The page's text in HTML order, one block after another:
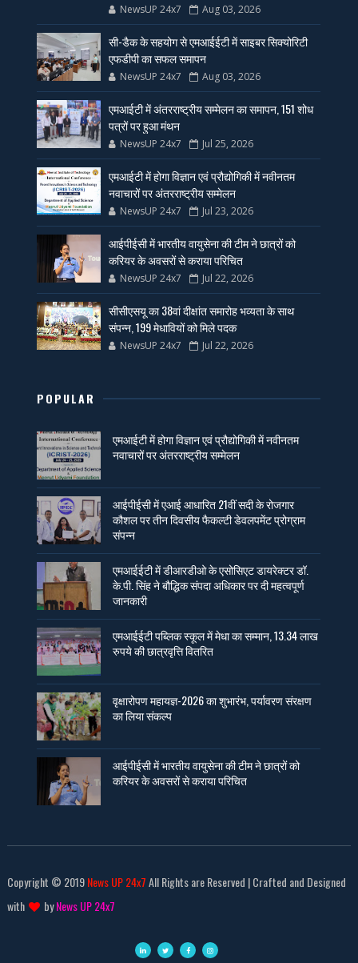
NewsUP 24x7 Aug 03, 2026
सी-डैक के सहयोग से एमआईईटी में साइबर सिक्योरिटी
एफडीपी का सफल समापन
NewsUP 24x7 Aug 03, 2026
एमआईटी में अंतरराष्ट्रीय सम्मेलन का समापन, 151 शोध
पत्रों पर हुआ मंथन
NewsUP 24x7 Jul 25, 2026
एमआईटी में होगा विज्ञान एवं प्रौद्योगिकी में नवीनतम
नवाचारों पर अंतरराष्ट्रीय सम्मेलन
NewsUP 24x7 Jul 23, 2026
आईपीईसी में भारतीय वायुसेना की टीम ने छात्रों को
करियर के अवसरों से कराया परिचित
NewsUP 24x7 Jul 22, 2026
सीसीएसयू का 38वां दीक्षांत समारोह भव्यता के साथ
संपन्न, 199 मेधावियों को मिले पदक
NewsUP 24x7 Jul 22, 2026
POPULAR
एमआईटी में होगा विज्ञान एवं प्रौद्योगिकी में नवीनतम
नवाचारों पर अंतरराष्ट्रीय सम्मेलन
आईपीईसी में एआई आधारित 21वीं सदी के रोजगार
कौशल पर तीन दिवसीय फैकल्टी डेवलपमेंट प्रोग्राम
संपन्न
एमआईईटी में डीआरडीओ के एसोसिएट डायरेक्टर डॉ.
के.पी. सिंह ने बौद्धिक संपदा अधिकार पर दी महत्वपूर्ण
जानकारी
एमआईईटी पब्लिक स्कूल में मेधा का सम्मान, 13.34 लाख
रुपये की छात्रवृत्ति वितरित
वृक्षारोपण महायज्ञ-2026 का शुभारंभ, पर्यावरण संरक्षण
का लिया संकल्प
आईपीईसी में भारतीय वायुसेना की टीम ने छात्रों को
करियर के अवसरों से कराया परिचित
Copyright © 2019News UP 24x7All Rights are Reserved | Crafted and Designed
with
byNews UP 24x7